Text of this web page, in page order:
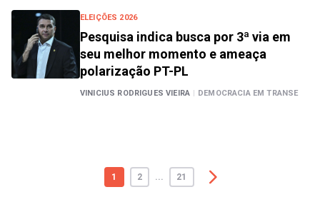
ELEIÇÕES 2026
Pesquisa indica busca por 3ª via em
seu melhor momento e ameaça
polarização PT-PL
VINICIUS RODRIGUES VIEIRA | DEMOCRACIA EM TRANSE
1 2 ... 21